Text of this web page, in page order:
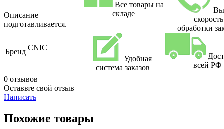
Описание
подготавливается.
Бренд CNIC
0 отзывов
Оставьте свой отзыв
Написать
Все товары на
складе
скорость
обработки
Удобная
система заказов
всей РФ
Похожие товары